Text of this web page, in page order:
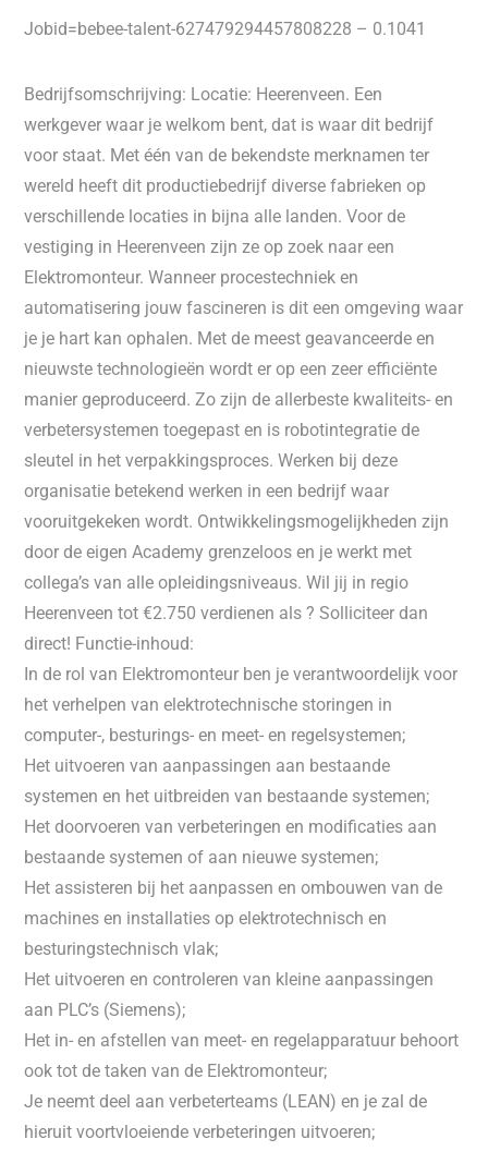
Jobid=bebee-talent-627479294457808228 – 0.1041
Bedrijfsomschrijving: Locatie: Heerenveen. Een
werkgever waar je welkom bent, dat is waar dit bedrijf
voor staat. Met één van de bekendste merknamen ter
wereld heeft dit productiebedrijf diverse fabrieken op
verschillende locaties in bijna alle landen. Voor de
vestiging in Heerenveen zijn ze op zoek naar een
Elektromonteur. Wanneer procestechniek en
automatisering jouw fascineren is dit een omgeving waar
je je hart kan ophalen. Met de meest geavanceerde en
nieuwste technologieën wordt er op een zeer efficiënte
manier geproduceerd. Zo zijn de allerbeste kwaliteits- en
verbetersystemen toegepast en is robotintegratie de
sleutel in het verpakkingsproces. Werken bij deze
organisatie betekend werken in een bedrijf waar
vooruitgekeken wordt. Ontwikkelingsmogelijkheden zijn
door de eigen Academy grenzeloos en je werkt met
collega’s van alle opleidingsniveaus. Wil jij in regio
Heerenveen tot €2.750 verdienen als ? Solliciteer dan
direct! Functie-inhoud:
In de rol van Elektromonteur ben je verantwoordelijk voor
het verhelpen van elektrotechnische storingen in
computer-, besturings- en meet- en regelsystemen;
Het uitvoeren van aanpassingen aan bestaande
systemen en het uitbreiden van bestaande systemen;
Het doorvoeren van verbeteringen en modificaties aan
bestaande systemen of aan nieuwe systemen;
Het assisteren bij het aanpassen en ombouwen van de
machines en installaties op elektrotechnisch en
besturingstechnisch vlak;
Het uitvoeren en controleren van kleine aanpassingen
aan PLC’s (Siemens);
Het in- en afstellen van meet- en regelapparatuur behoort
ook tot de taken van de Elektromonteur;
Je neemt deel aan verbeterteams (LEAN) en je zal de
hieruit voortvloeiende verbeteringen uitvoeren;